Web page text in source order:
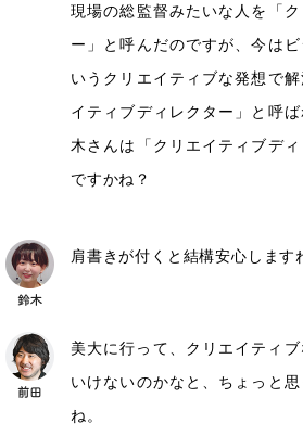
現場の総監督みたいな人を「
ー」と呼んだのですが、今は
いうクリエイティブな発想で
イティブディレクター」と呼
木さんは「クリエイティブデ
ですかね？
肩書きが付くと結構安心します
美大に行って、クリエイティ
いけないのかなと、ちょっと
ね。